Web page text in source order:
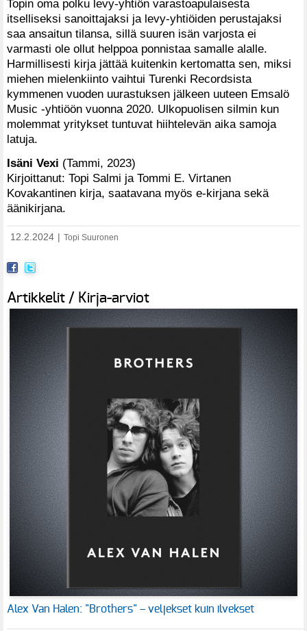
Topin oma polku levy-yhtiön varastoapulaisesta
itselliseksi sanoittajaksi ja levy-yhtiöiden perustajaksi
saa ansaitun tilansa, sillä suuren isän varjosta ei
varmasti ole ollut helppoa ponnistaa samalle alalle.
Harmillisesti kirja jättää kuitenkin kertomatta sen, miksi
miehen mielenkiinto vaihtui Turenki Recordsista
kymmenen vuoden uurastuksen jälkeen uuteen Emsalö
Music -yhtiöön vuonna 2020. Ulkopuolisen silmin kun
molemmat yritykset tuntuvat hiihtelevän aika samoja
latuja.
Isäni Vexi (Tammi, 2023)
Kirjoittanut: Topi Salmi ja Tommi E. Virtanen
Kovakantinen kirja, saatavana myös e-kirjana sekä
äänikirjana.
12.2.2024 Topi Suuronen
Artikkelit / Kirja-arviot
Alex Van Halen: "Brothers" – veljekset kuin ilvekset